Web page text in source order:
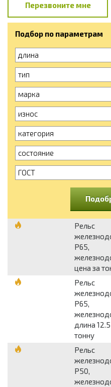
Перезвоните мне
Подбор по параметрам
длина
тип
марка
износ
категория
состояние
ГОСТ
Рельс
Р65,
цена за
Рельс
Р65,
длина
тонну
Рельс
Р50,